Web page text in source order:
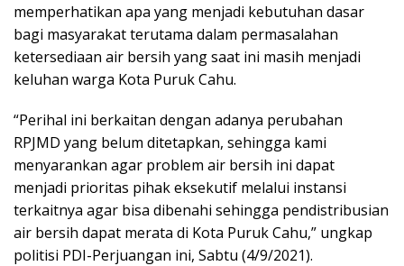
memperhatikan apa yang menjadi kebutuhan dasar
bagi masyarakat terutama dalam permasalahan
ketersediaan air bersih yang saat ini masih menjadi
keluhan warga Kota Puruk Cahu.
“Perihal ini berkaitan dengan adanya perubahan
RPJMD yang belum ditetapkan, sehingga kami
menyarankan agar problem air bersih ini dapat
menjadi prioritas pihak eksekutif melalui instansi
terkaitnya agar bisa dibenahi sehingga pendistribusian
air bersih dapat merata di Kota Puruk Cahu,” ungkap
politisi PDI-Perjuangan ini, Sabtu (4/9/2021).